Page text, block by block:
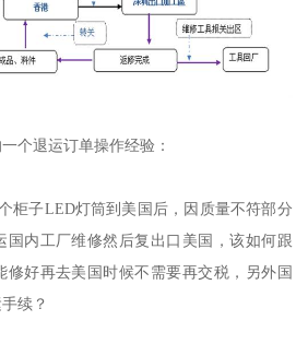
个退运订单操作经验：
柜子LED灯筒到美国后，因质量不符部分
国内工厂维修然后复出口美国，该如何跟
修好再去美国时候不需要再交税，另外国
续？